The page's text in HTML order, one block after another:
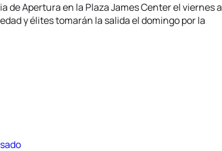
de Apertura en la Plaza James Center el viernes a
y élites tomarán la salida el domingo por la